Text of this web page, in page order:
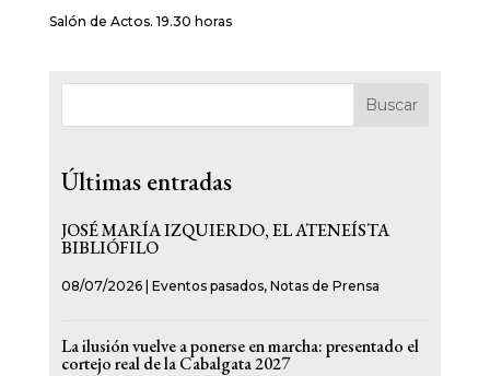
Salón de Actos. 19.30 horas
Buscar
Últimas entradas
JOSÉ MARÍA IZQUIERDO, EL ATENEÍSTA
BIBLIÓFILO
08/07/2026| Eventos pasados, Notas de Prensa
La ilusión vuelve a ponerse en marcha: presentado el
cortejo real de la Cabalgata 2027